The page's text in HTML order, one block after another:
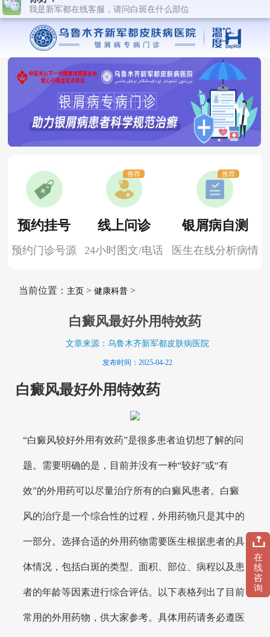
预约挂号
预约门诊号源
线上问诊
24小时图文/电话
推荐
银屑病自测
医生在线分析病情
推荐
当前位置： 主页> 健康科普>
白癜风最好外用特效药
文章来源：乌鲁木齐新军都皮肤病医院
发布时间：2025-04-22
白癜风最好外用特效药
“白癜风较好外用有效药”是很多患者迫切想了解的问
题。需要明确的是，目前并没有一种“较好”或“有
效”的外用药可以尽量治疗所有的白癜风患者。白癜
风的治疗是一个综合性的过程，外用药物只是其中的
一部分。选择合适的外用药物需要医生根据患者的具
体情况，包括白斑的类型、面积、部位、病程以及患
者的年龄等因素进行综合评估。以下表格列出了目前
常用的外用药物，供大家参考。具体用药请务必遵医
在
线
咨
询